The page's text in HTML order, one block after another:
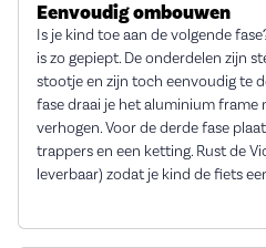
Eenvoudig ombouwen
Is je kind toe aan de volgende
is zo gepiept. De onderdelen zijn
stootje en zijn toch eenvoudig te
fase draai je het aluminium frame
verhogen. Voor de derde fase
trappers en een ketting. Rust de
leverbaar) zodat je kind de fiets